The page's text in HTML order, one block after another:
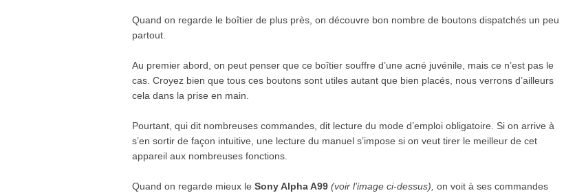
Quand on regarde le boîtier de plus près, on découvre bon nombre de boutons dispatchés un peu
partout.
Au premier abord, on peut penser que ce boîtier souffre d’une acné juvénile, mais ce n’est pas le
cas. Croyez bien que tous ces boutons sont utiles autant que bien placés, nous verrons d’ailleurs
cela dans la prise en main.
Pourtant, qui dit nombreuses commandes, dit lecture du mode d’emploi obligatoire. Si on arrive à
s’en sortir de façon intuitive, une lecture du manuel s’impose si on veut tirer le meilleur de cet
appareil aux nombreuses fonctions.
Quand on regarde mieux le Sony Alpha A99 (voir l’image ci-dessus), on voit à ses commandes